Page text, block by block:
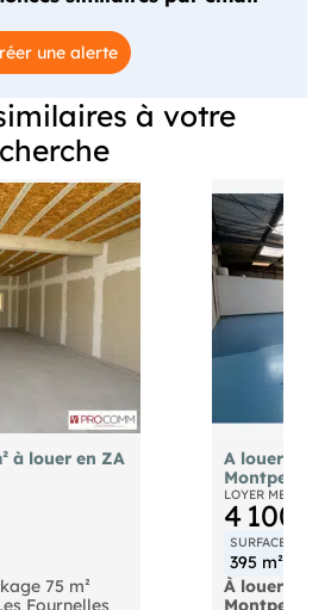
une alerte
à votre
à louer en ZA
75 m² 
Fournelles
A louer
Montpellier
LOYER MENSUEL
4 100 €
SURFACE
395 m²
À louer 
Montpellier